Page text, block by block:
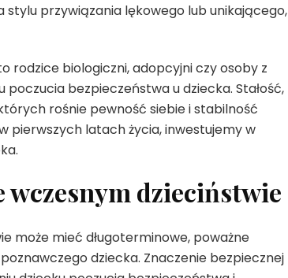
przywiązania lękowego lub unikającego,
rodzice biologiczni, adopcyjni czy osoby z
bezpieczeństwa u dziecka. Stałość,
rośnie pewność siebie i stabilność
pierwszych latach życia, inwestujemy w
dzieciństwie
może mieć długoterminowe, poważne
dziecka. Znaczenie bezpiecznej